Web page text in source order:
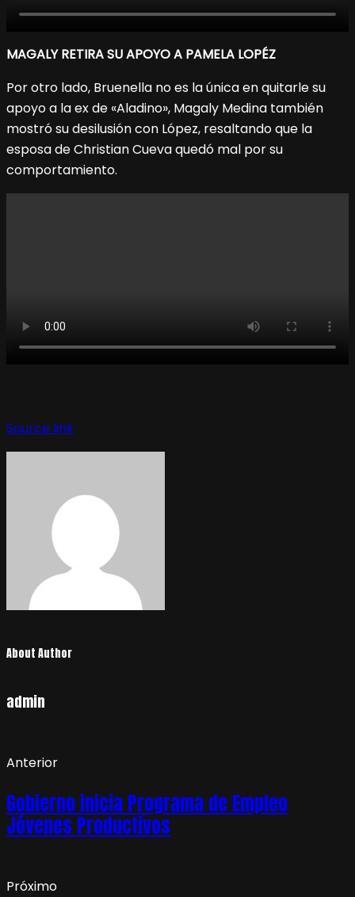
MAGALY RETIRA SU APOYO A PAMELA LOPÉZ
Por otro lado, Bruenella no es la única en quitarle su
apoyo a la ex de «Aladino», Magaly Medina también
mostró su desilusión con López, resaltando que la
esposa de Christian Cueva quedó mal por su
comportamiento.
Source link
About Author
admin
Anterior
Gobierno inicia Programa de Empleo
Jóvenes Productivos
Próximo